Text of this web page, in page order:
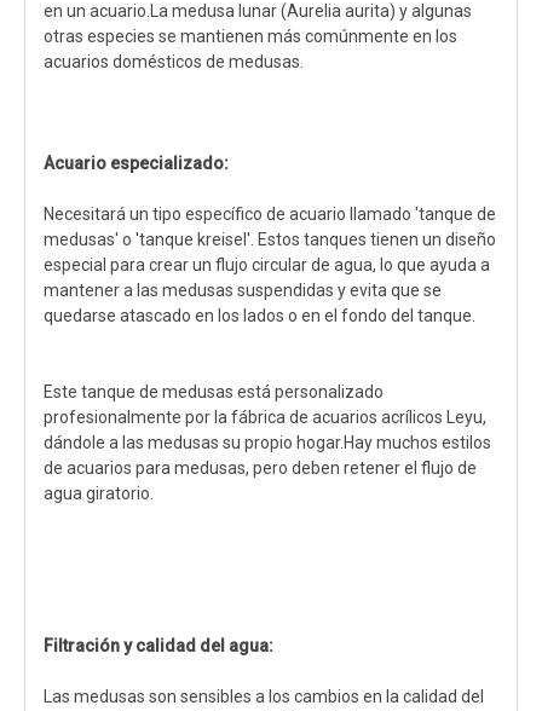
en un acuario.La medusa lunar (Aurelia aurita) y algunas
otras especies se mantienen más comúnmente en los
acuarios domésticos de medusas.
Acuario especializado:
Necesitará un tipo específico de acuario llamado 'tanque de
medusas' o 'tanque kreisel'. Estos tanques tienen un diseño
especial para crear un flujo circular de agua, lo que ayuda a
mantener a las medusas suspendidas y evita que se
quedarse atascado en los lados o en el fondo del tanque.
Este tanque de medusas está personalizado
profesionalmente por la fábrica de acuarios acrílicos Leyu,
dándole a las medusas su propio hogar.Hay muchos estilos
de acuarios para medusas, pero deben retener el flujo de
agua giratorio.
Filtración y calidad del agua:
Las medusas son sensibles a los cambios en la calidad del